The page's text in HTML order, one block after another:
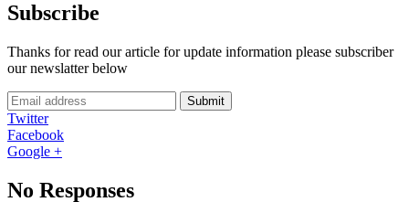
Subscribe
Thanks for read our article for update information please subscriber
our newslatter below
Submit
Twitter
Facebook
Google +
No Responses